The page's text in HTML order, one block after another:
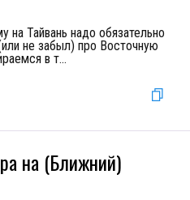
на Тайвань надо обязательно
не забыл) про Восточную
в т...
на (Ближний)